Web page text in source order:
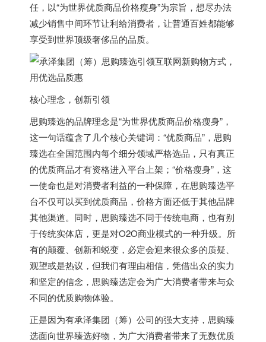
任，以“为世界优质商品价格瘦身”为宗旨，想尽办法
减少销售中间环节让利给消费者，让普通百姓都能够
享受到世界顶级奢侈品的品质。
核心理念，创新引领
思购臻选的品牌理念是“为世界优质商品价格瘦身”，
这一句话蕴含了几个核心关键词：“优质商品”，思购
臻选在全国范围内每个细分领域严格选品，只有真正
的优质商品才有资格进入平台上架；“价格瘦身”，这
一使命也是对消费者利益的一种保障，在思购臻选平
台不仅可以买到优质商品，价格方面还低于其他品牌
其他渠道。同时，思购臻选不同于传统电商，也有别
于传统实体店，更是对O2O商业模式的一种升级。所
有的颠覆、创新和蜕变，必定会迎来很众多的质疑、
观望或是热议，但我们有理由相信，凭借出众的实力
和坚定的信念，思购臻选定会为广大消费者带来与众
不同的优质购物体验。
正是因为有承泽集团（筹）公司的强大支持，思购臻
选面向世界臻选好物，为广大消费者带来了无数优质